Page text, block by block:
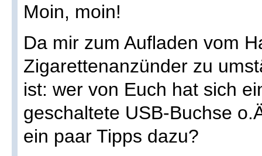
Moin, moin!
Da mir zum Aufladen vom
Zigarettenanzünder zu
ist: wer von Euch hat sich
geschaltete USB-Buchse
ein paar Tipps dazu?